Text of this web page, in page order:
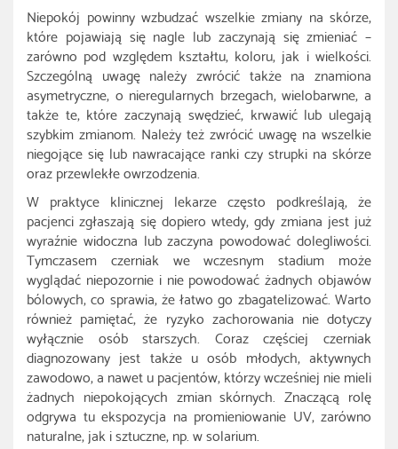
Niepokój powinny wzbudzać wszelkie zmiany na skórze,
które pojawiają się nagle lub zaczynają się zmieniać –
zarówno pod względem kształtu, koloru, jak i wielkości.
Szczególną uwagę należy zwrócić także na znamiona
asymetryczne, o nieregularnych brzegach, wielobarwne, a
także te, które zaczynają swędzieć, krwawić lub ulegają
szybkim zmianom. Należy też zwrócić uwagę na wszelkie
niegojące się lub nawracające ranki czy strupki na skórze
oraz przewlekłe owrzodzenia.
W praktyce klinicznej lekarze często podkreślają, że
pacjenci zgłaszają się dopiero wtedy, gdy zmiana jest już
wyraźnie widoczna lub zaczyna powodować dolegliwości.
Tymczasem czerniak we wczesnym stadium może
wyglądać niepozornie i nie powodować żadnych objawów
bólowych, co sprawia, że łatwo go zbagatelizować. Warto
również pamiętać, że ryzyko zachorowania nie dotyczy
wyłącznie osób starszych. Coraz częściej czerniak
diagnozowany jest także u osób młodych, aktywnych
zawodowo, a nawet u pacjentów, którzy wcześniej nie mieli
żadnych niepokojących zmian skórnych. Znaczącą rolę
odgrywa tu ekspozycja na promieniowanie UV, zarówno
naturalne, jak i sztuczne, np. w solarium.